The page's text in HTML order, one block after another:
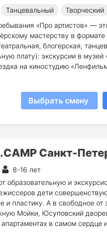
Танцевальный Творческий
«Про артистов» —
мастерству в формате
блогерская,
плату): экскурсии в музей
на киностудию
Выбрать смену
Санкт-
8-16 лет
образовательную и
дети
и пластику. А в свободное от
Мойки, Юсуповский
в самом сердце